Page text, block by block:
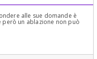
alle sue domande è
però un ablazione non può